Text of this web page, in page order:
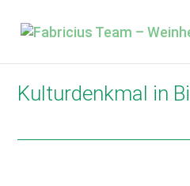
Kulturdenkmal in